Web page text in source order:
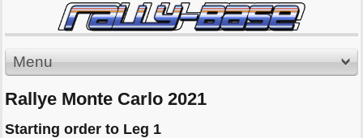
Menu
Rallye Monte Carlo 2021
Starting order to Leg 1